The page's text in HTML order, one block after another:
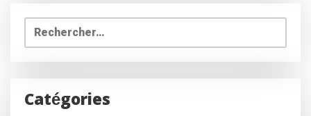
Rechercher :
Catégories